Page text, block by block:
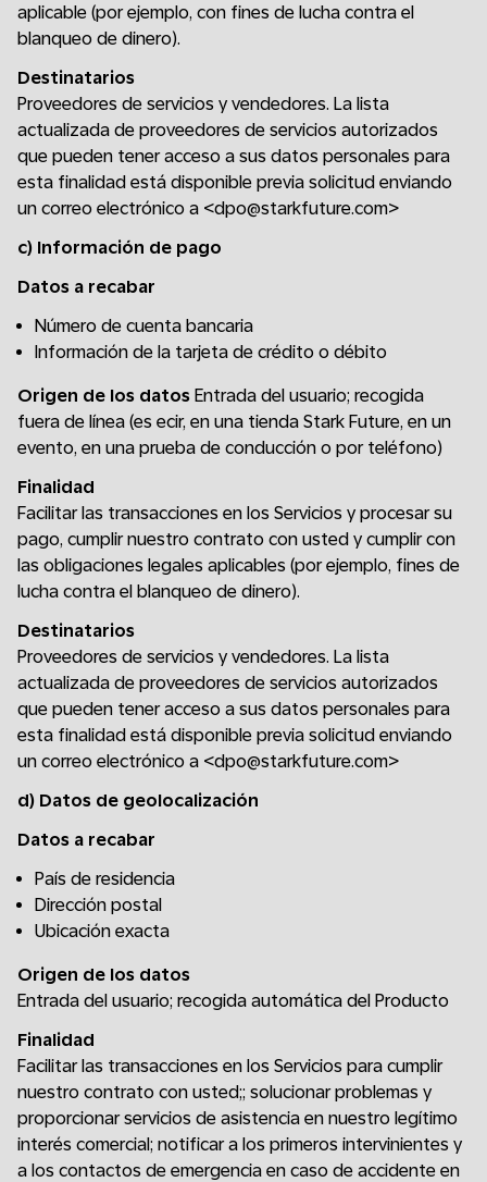
aplicable (por ejemplo, con fines de lucha contra el
blanqueo de dinero).
Destinatarios
Proveedores de servicios y vendedores. La lista
actualizada de proveedores de servicios autorizados
que pueden tener acceso a sus datos personales para
esta finalidad está disponible previa solicitud enviando
un correo electrónico a <dpo@starkfuture.com>
c) Información de pago
Datos a recabar
Número de cuenta bancaria
Información de la tarjeta de crédito o débito
Origen de los datos Entrada del usuario; recogida
fuera de línea (es ecir, en una tienda Stark Future, en un
evento, en una prueba de conducción o por teléfono)
Finalidad
Facilitar las transacciones en los Servicios y procesar su
pago, cumplir nuestro contrato con usted y cumplir con
las obligaciones legales aplicables (por ejemplo, fines de
lucha contra el blanqueo de dinero).
Destinatarios
Proveedores de servicios y vendedores. La lista
actualizada de proveedores de servicios autorizados
que pueden tener acceso a sus datos personales para
esta finalidad está disponible previa solicitud enviando
un correo electrónico a <dpo@starkfuture.com>
d) Datos de geolocalización
Datos a recabar
País de residencia
Dirección postal
Ubicación exacta
Origen de los datos
Entrada del usuario; recogida automática del Producto
Finalidad
Facilitar las transacciones en los Servicios para cumplir
nuestro contrato con usted;; solucionar problemas y
proporcionar servicios de asistencia en nuestro legítimo
interés comercial; notificar a los primeros intervinientes y
a los contactos de emergencia en caso de accidente en